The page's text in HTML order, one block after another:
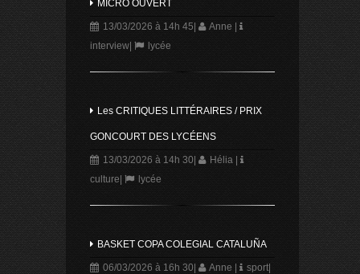
MICRO OUVERT
13/03/2026 à 14h 45 Anne
interview| lycée
Les CRITIQUES LITTÉRAIRES / PRIX
GONCOURT DES LYCÉENS
13/03/2026 à 14h 30| Hélia|
culture
lycée
BASKET COPA COLEGIAL CATALUÑA
06/03/2026 à 16h 30| Anne sport|